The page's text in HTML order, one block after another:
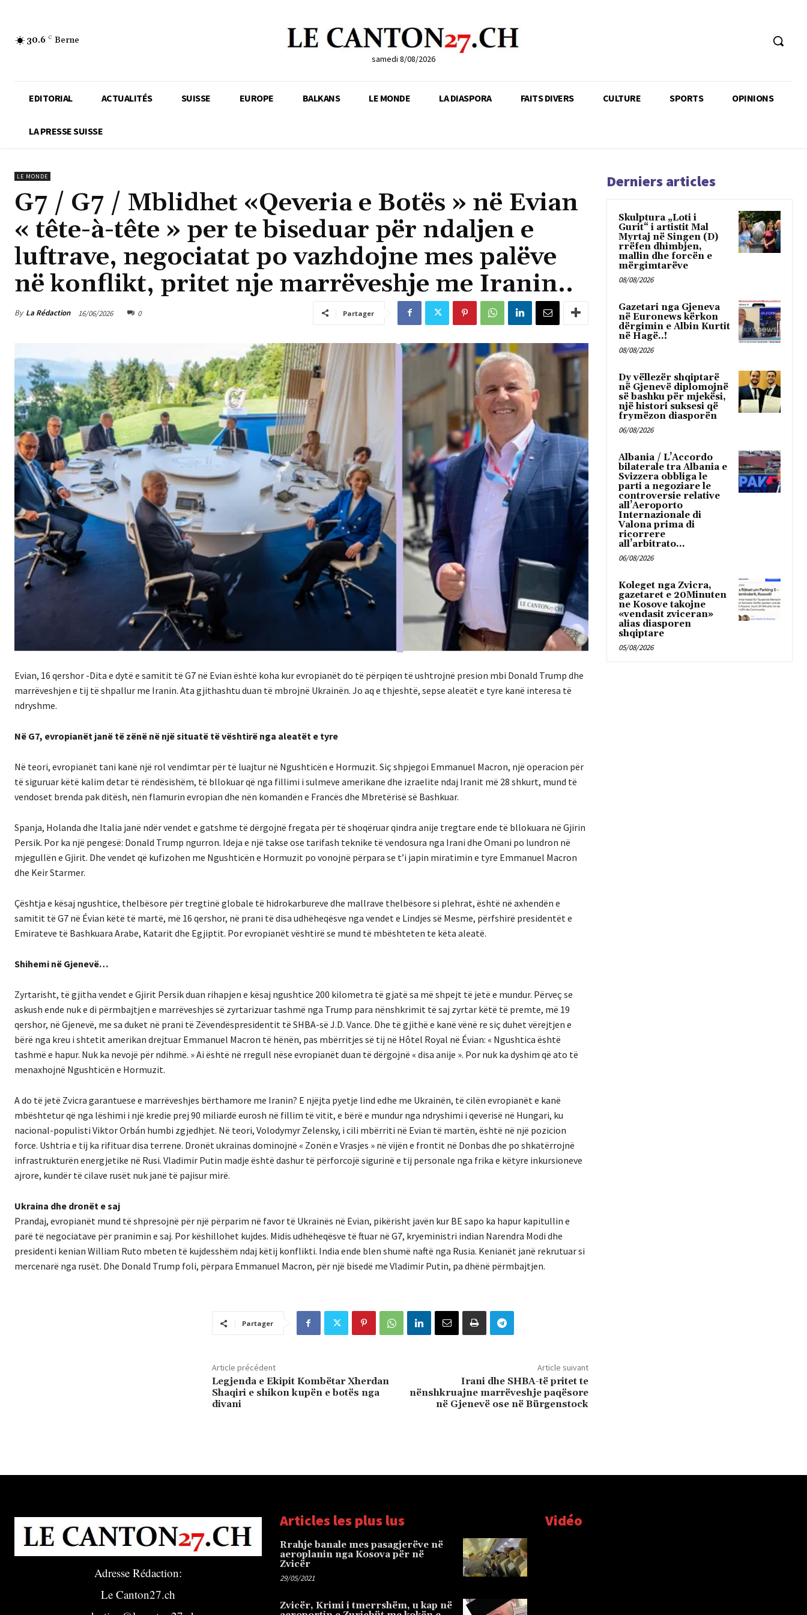
30.6 C Berne
samedi 8/08/2026
EDITORIAL ACTUALITÉS SUISSE EUROPE BALKANS LE MONDE LA DIASPORA FAITS DIVERS CULTURE SPORTS OPINIONS
LA PRESSE SUISSE
LE MONDE
G7 / G7 / Mblidhet «Qeveria e Botës » në Evian
« tête-à-tête » per te biseduar për ndaljen e
luftrave, negociatat po vazhdojne mes palëve
në konflikt, pritet nje marrëveshje me Iranin..
By La Rédaction 16/06/2026 0 Partager
Evian, 16 qershor -Dita e dytë e samitit të G7 në Evian është koha kur evropianët do të përpiqen të ushtrojnë presion mbi Donald Trump dhe
marrëveshjen e tij të shpallur me Iranin. Ata gjithashtu duan të mbrojnë Ukrainën. Jo aq e thjeshtë, sepse aleatët e tyre kanë interesa të
ndryshme.
Në G7, evropianët janë të zënë në një situatë të vështirë nga aleatët e tyre
Në teori, evropianët tani kanë një rol vendimtar për të luajtur në Ngushticën e Hormuzit. Siç shpjegoi Emmanuel Macron, një operacion për
të siguruar këtë kalim detar të rëndësishëm, të bllokuar që nga fillimi i sulmeve amerikane dhe izraelite ndaj Iranit më 28 shkurt, mund të
vendoset brenda pak ditësh, nën flamurin evropian dhe nën komandën e Francës dhe Mbretërisë së Bashkuar.
Spanja, Holanda dhe Italia janë ndër vendet e gatshme të dërgojnë fregata për të shoqëruar qindra anije tregtare ende të bllokuara në Gjirin
Persik. Por ka një pengesë: Donald Trump ngurron. Ideja e një takse ose tarifash teknike të vendosura nga Irani dhe Omani po lundron në
mjegullën e Gjirit. Dhe vendet që kufizohen me Ngushticën e Hormuzit po vonojnë përpara se t’i japin miratimin e tyre Emmanuel Macron
dhe Keir Starmer.
Çështja e kësaj ngushtice, thelbësore për tregtinë globale të hidrokarbureve dhe mallrave thelbësore si plehrat, është në axhendën e
samitit të G7 në Évian këtë të martë, më 16 qershor, në prani të disa udhëheqësve nga vendet e Lindjes së Mesme, përfshirë presidentët e
Emirateve të Bashkuara Arabe, Katarit dhe Egjiptit. Por evropianët vështirë se mund të mbështeten te këta aleatë.
Shihemi në Gjenevë…
Zyrtarisht, të gjitha vendet e Gjirit Persik duan rihapjen e kësaj ngushtice 200 kilometra të gjatë sa më shpejt të jetë e mundur. Përveç se
askush ende nuk e di përmbajtjen e marrëveshjes së zyrtarizuar tashmë nga Trump para nënshkrimit të saj zyrtar këtë të premte, më 19
qershor, në Gjenevë, me sa duket në prani të Zëvendëspresidentit të SHBA-së J.D. Vance. Dhe të gjithë e kanë vënë re siç duhet vërejtjen e
bërë nga kreu i shtetit amerikan drejtuar Emmanuel Macron të hënën, pas mbërritjes së tij në Hôtel Royal në Évian: « Ngushtica është
tashmë e hapur. Nuk ka nevojë për ndihmë. » Ai është në rregull nëse evropianët duan të dërgojnë « disa anije ». Por nuk ka dyshim që ato të
menaxhojnë Ngushticën e Hormuzit.
A do të jetë Zvicra garantuese e marrëveshjes bërthamore me Iranin? E njëjta pyetje lind edhe me Ukrainën, të cilën evropianët e kanë
mbështetur që nga lëshimi i një kredie prej 90 miliardë eurosh në fillim të vitit, e bërë e mundur nga ndryshimi i qeverisë në Hungari, ku
nacional-populisti Viktor Orbán humbi zgjedhjet. Në teori, Volodymyr Zelensky, i cili mbërriti në Evian të martën, është në një pozicion
force. Ushtria e tij ka rifituar disa terrene. Dronët ukrainas dominojnë « Zonën e Vrasjes » në vijën e frontit në Donbas dhe po shkatërrojnë
infrastrukturën energjetike në Rusi. Vladimir Putin madje është dashur të përforcojë sigurinë e tij personale nga frika e këtyre inkursioneve
ajrore, kundër të cilave rusët nuk janë të pajisur mirë.
Ukraina dhe dronët e saj
Prandaj, evropianët mund të shpresojnë për një përparim në favor të Ukrainës në Evian, pikërisht javën kur BE sapo ka hapur kapitullin e
parë të negociatave për pranimin e saj. Por këshillohet kujdes. Midis udhëheqësve të ftuar në G7, kryeministri indian Narendra Modi dhe
presidenti kenian William Ruto mbeten të kujdesshëm ndaj këtij konflikti. India ende blen shumë naftë nga Rusia. Kenianët janë rekrutuar si
mercenarë nga rusët. Dhe Donald Trump foli, përpara Emmanuel Macron, për një bisedë me Vladimir Putin, pa dhënë përmbajtjen.
Partager
Article précédent
Legjenda e Ekipit Kombëtar Xherdan
Shaqiri e shikon kupën e botës nga
divani
Article suivant
Irani dhe SHBA-të pritet te
nënshkruajne marrëveshje paqësore
në Gjenevë ose në Bürgenstock
Derniers articles
Skulptura „Loti i
Gurit“ i artistit Mal
Myrtaj në Singen (D)
rrëfen dhimbjen,
mallin dhe forcën e
mërgimtarëve
08/08/2026
Gazetari nga Gjeneva
në Euronews kërkon
dërgimin e Albin Kurtit
në Hagë..!
08/08/2026
Dy vëllezër shqiptarë
në Gjenevë diplomojnë
së bashku për mjekësi,
një histori suksesi që
frymëzon diasporën
06/08/2026
Albania / L’Accordo
bilaterale tra Albania e
Svizzera obbliga le
parti a negoziare le
controversie relative
all’Aeroporto
Internazionale di
Valona prima di
ricorrere
all’arbitrato...
06/08/2026
Koleget nga Zvicra,
gazetaret e 20Minuten
ne Kosove takojne
«vendasit zviceran»
alias diasporen
shqiptare
05/08/2026
Adresse Rédaction:
Le Canton27.ch
Articles les plus lus
Rrahje banale mes pasagjerëve në
aeroplanin nga Kosova për në
Zvicër
29/05/2021
Zvicër, Krimi i tmerrshëm, u kap në
Vidéo